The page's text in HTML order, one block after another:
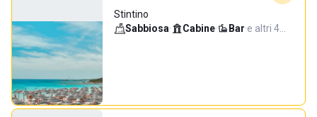
Stintino
Sabbiosa· Cabine· Bar·e altri 4…